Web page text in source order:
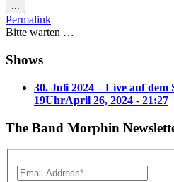
...
Permalink
Bitte warten …
Shows
30. Juli 2024 – Live auf dem
19UhrApril 26, 2024 - 21:27
The Band Morphin